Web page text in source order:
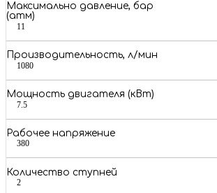
Максимально давление, бар
(атм)
11
Производительность, л/мин
1080
Мощность двигателя (кВт)
7.5
Рабочее напряжение
380
Количество ступней
2